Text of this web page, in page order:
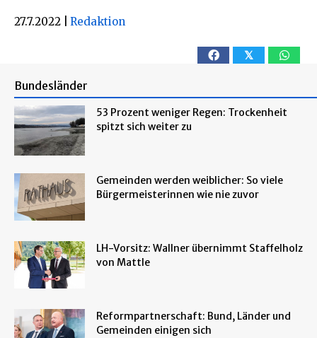
27.7.2022 Redaktion
𝕏
Bundesländer
53 Prozent weniger Regen: Trockenheit
spitzt sich weiter zu
Gemeinden werden weiblicher: So viele
Bürgermeisterinnen wie nie zuvor
LH-Vorsitz: Wallner übernimmt Staffelholz
von Mattle
Reformpartnerschaft: Bund, Länder und
Gemeinden einigen sich